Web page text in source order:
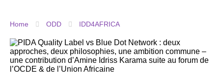
Home ODD IDD4AFRICA